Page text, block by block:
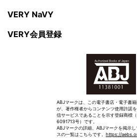
VERY NaVY
VERY会員登録
ABJマークは、この電子書店・電子書籍
が、著作権者からコンテンツ使用許諾
信サービスであることを示す登録商標
6091713号）です。
ABJマークの詳細、ABJマークを掲示
スの一覧はこちらです。 https://